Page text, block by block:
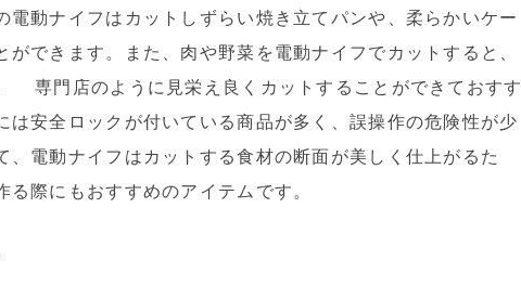
電動ナイフはカットしずらい焼き立てパンや、柔らかいケー
できます。また、肉や野菜を電動ナイフでカットすると、
専門店のように見栄え良くカットすることができておすす
は安全ロックが付いている商品が多く、誤操作の危険性が少
、電動ナイフはカットする食材の断面が美しく仕上がるた
際にもおすすめのアイテムです。